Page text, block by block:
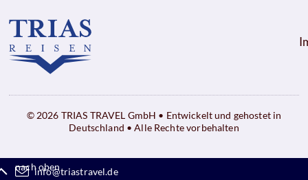
© 2026 TRIAS TRAVEL GmbH • Entwickelt und gehostet in
Deutschland • Alle Rechte vorbehalten
info@triastravel.de
nach oben